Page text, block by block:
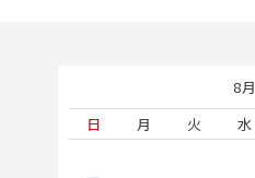
8月
日
月 火 水